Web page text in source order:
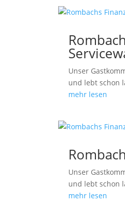
Unser
und lebt schon
mehr lesen
Unser
und lebt schon
mehr lesen